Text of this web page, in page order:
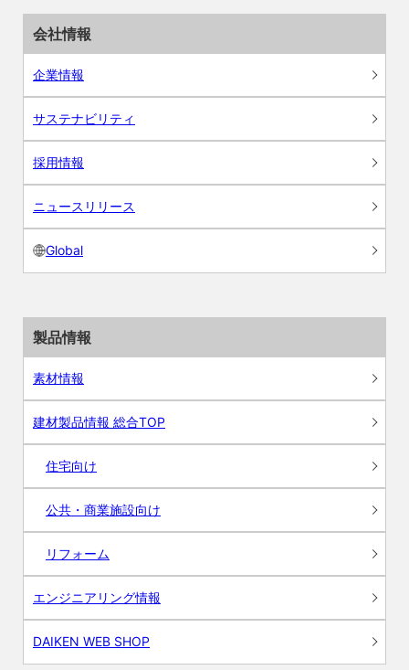
会社情報
企業情報
サステナビリティ
採用情報
ニュースリリース
Global
製品情報
素材情報
建材製品情報 総合TOP
住宅向け
公共・商業施設向け
リフォーム
エンジニアリング情報
DAIKEN WEB SHOP